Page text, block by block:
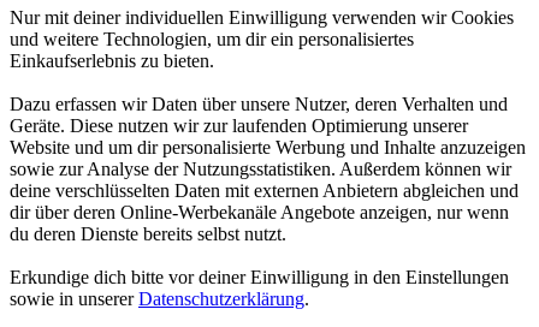
Nur mit deiner individuellen Einwilligung verwenden wir Cookies
und weitere Technologien, um dir ein personalisiertes
Einkaufserlebnis zu bieten.
Dazu erfassen wir Daten über unsere Nutzer, deren Verhalten und
Geräte. Diese nutzen wir zur laufenden Optimierung unserer
Website und um dir personalisierte Werbung und Inhalte anzuzeigen
sowie zur Analyse der Nutzungsstatistiken. Außerdem können wir
deine verschlüsselten Daten mit externen Anbietern abgleichen und
dir über deren Online-Werbekanäle Angebote anzeigen, nur wenn
du deren Dienste bereits selbst nutzt.
Erkundige dich bitte vor deiner Einwilligung in den Einstellungen
sowie in unsererDatenschutzerklärung.